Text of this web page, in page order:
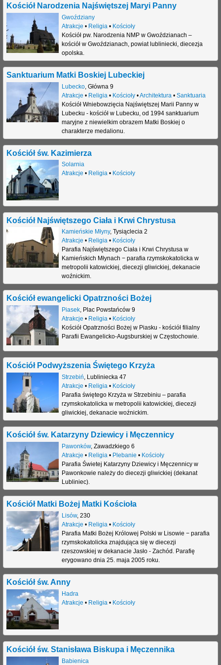
Kościół Narodzenia Najświętszej Maryi Panny
Gwoździany
Atrakcje • Religia • Kościoły
Kościół pw. Narodzenia NMP w Gwoździanach –
kościół w Gwoździanach, powiat lubliniecki, diecezja
opolska.
Sanktuarium Matki Boskiej Lubeckiej
Lubecko, Główna 9
Atrakcje • Religia • Kościoły•Architektura • Sanktuaria
Kościół Wniebowzięcia Najświętszej Marii Panny w
Lubecku - kościół w Lubecku, od 1994 sanktuarium
maryjne z niewielkim obrazem Matki Boskiej o
charakterze medalionu.
Kościół św. Kazimierza
Solarnia
Atrakcje • Religia• Kościoły
Kościół Najświętszego Ciała i Krwi Chrystusa
Kamieńskie Młyny, Tysiąclecia 2
Atrakcje • Religia• Kościoły
Parafia Najświętszego Ciała i Krwi Chrystusa w
Kamieńskich Młynach − parafia rzymskokatolicka w
metropolii katowickiej, diecezji gliwickiej, dekanacie
woźnickim.
Kościół ewangelicki Opatrzności Bożej
Piasek, Plac Powstańców 9
Atrakcje • Religia• Kościoły
Kościół Opatrzności Bożej w Piasku - kościół filialny
Parafii Ewangelicko-Augsburskiej w Częstochowie.
Kościół Podwyższenia Świętego Krzyża
Strzebiń, Lubliniecka 47
Atrakcje • Religia• Kościoły
Parafia świętego Krzyża w Strzebiniu – parafia
rzymskokatolicka w metropolii katowickiej, diecezji
gliwickiej, dekanacie woźnickim.
Kościół św. Katarzyny Dziewicy i Męczennicy
Pawonków, Zawadzkiego 6
Atrakcje • Religia• Plebanie • Kościoły
Parafia Świetej Katarzyny Dziewicy i Męczennicy w
Pawonkowie należy do diecezji gliwickiej (dekanat
Lubliniec).
Kościół Matki Bożej Matki Kościoła
Lisów, 230
Atrakcje • Religia• Kościoły
Parafia Matki Bożej Królowej Polski w Lisowie − parafia
rzymskokatolicka znajdująca się w diecezji
rzeszowskiej w dekanacie Jasło - Zachód. Parafię
erygowano dnia 25. maja 2005 roku.
Kościół św. Anny
Hadra
Atrakcje • Religia• Kościoły
Kościół św. Stanisława Biskupa i Męczennika
Babienica